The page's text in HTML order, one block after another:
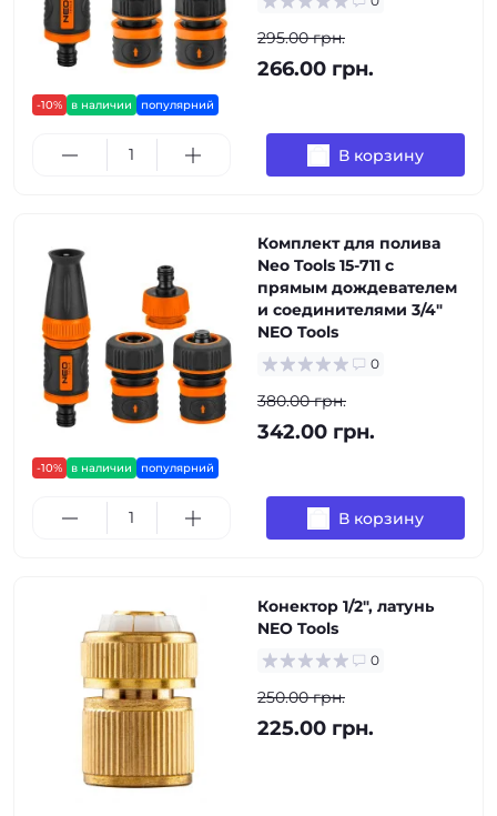
-10% в наличии популярний
295.00 грн.
266.00 грн.
В корзину
-10% в наличии популярний
Комплект для полива
Neo Tools 15-711 с
прямым дождевателем
и соединителями 3/4"
NEO Tools
0
380.00 грн.
342.00 грн.
В корзину
Конектор 1/2", латунь
NEO Tools
0
250.00 грн.
225.00 грн.